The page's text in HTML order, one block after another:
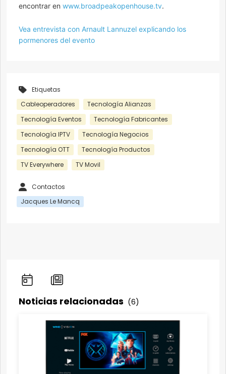
encontrar en www.broadpeakopenhouse.tv.
Vea entrevista con Arnault Lannuzel explicando los
pormenores del evento
Etiquetas
Cableoperadores
Tecnología Alianzas
Tecnología Eventos
Tecnología Fabricantes
Tecnología IPTV
Tecnología Negocios
Tecnología OTT
Tecnología Productos
TV Everywhere
TV Movil
Contactos
Jacques Le Mancq
Noticias relacionadas (6)